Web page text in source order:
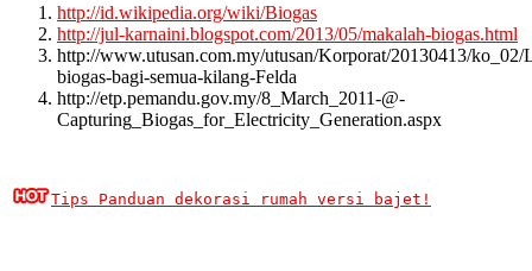
http://id.wikipedia.org/wiki/Biogas
http://jul-karnaini.blogspot.com/2013/05/makalah-biogas.html
http://www.utusan.com.my/utusan/Korporat/20130413/ko_02/
biogas-bagi-semua-kilang-Felda
http://etp.pemandu.gov.my/8_March_2011-@-
Capturing_Biogas_for_Electricity_Generation.aspx
Tips Panduan dekorasi rumah versi bajet!